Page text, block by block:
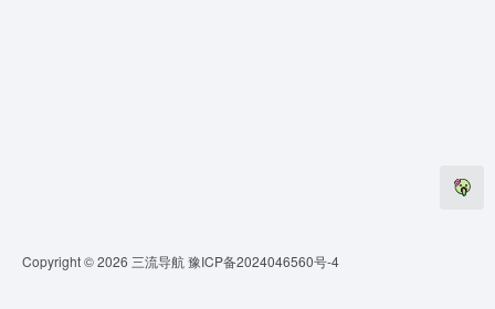
Copyright © 2026 三流导航豫ICP备2024046560号-4